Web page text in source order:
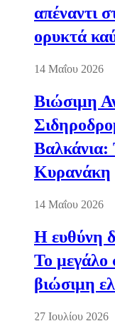
απέναντι
ορυκτά
14 Μαΐου 2026
Βιώσιμη
Κυρανάκη
14 Μαΐου 2026
Η ευθύνη
Το μεγάλο
βιώσιμη
27 Ιουλίου 2026